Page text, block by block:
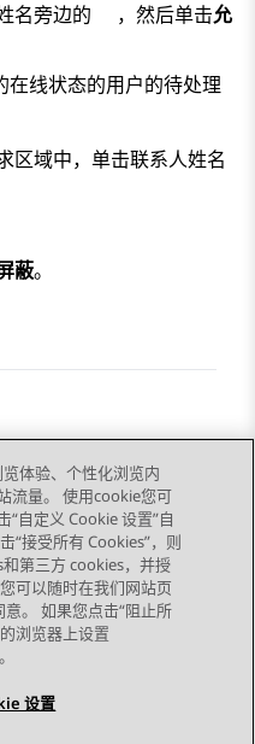
名旁边的 ，然后单击允
在线状态的用户的待处理
区域中，单击联系人姓名
蔽。
下一主题
体验、个性化浏览内
流量。 使用cookie您可
“自定义 Cookie 设置”自
“接受所有 Cookies”，则
第三方 cookies，并授
可以随时在我们网站页
。 如果您点击“阻止所
浏览器上设置
设置